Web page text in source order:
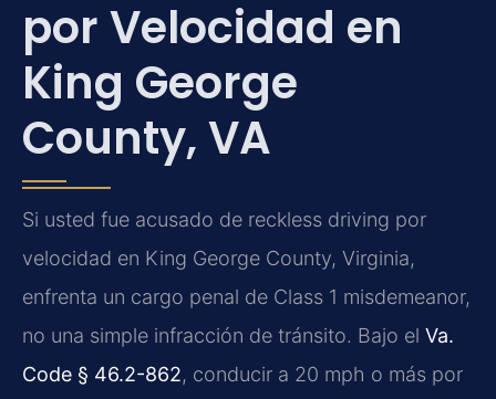
por Velocidad en
King George
County, VA
Si usted fue acusado de reckless driving por
velocidad en King George County, Virginia,
enfrenta un cargo penal de Class 1 misdemeanor,
no una simple infracción de tránsito. Bajo el Va.
Code § 46.2-862, conducir a 20 mph o más por